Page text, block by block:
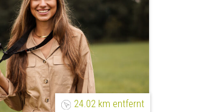
24.02 km entfernt